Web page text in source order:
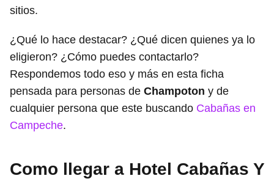
sitios.
¿Qué lo hace destacar? ¿Qué dicen quienes ya lo
eligieron? ¿Cómo puedes contactarlo?
Respondemos todo eso y más en esta ficha
pensada para personas de Champoton y de
cualquier persona que este buscando Cabañas en
Campeche.
Como llegar a Hotel Cabañas Y